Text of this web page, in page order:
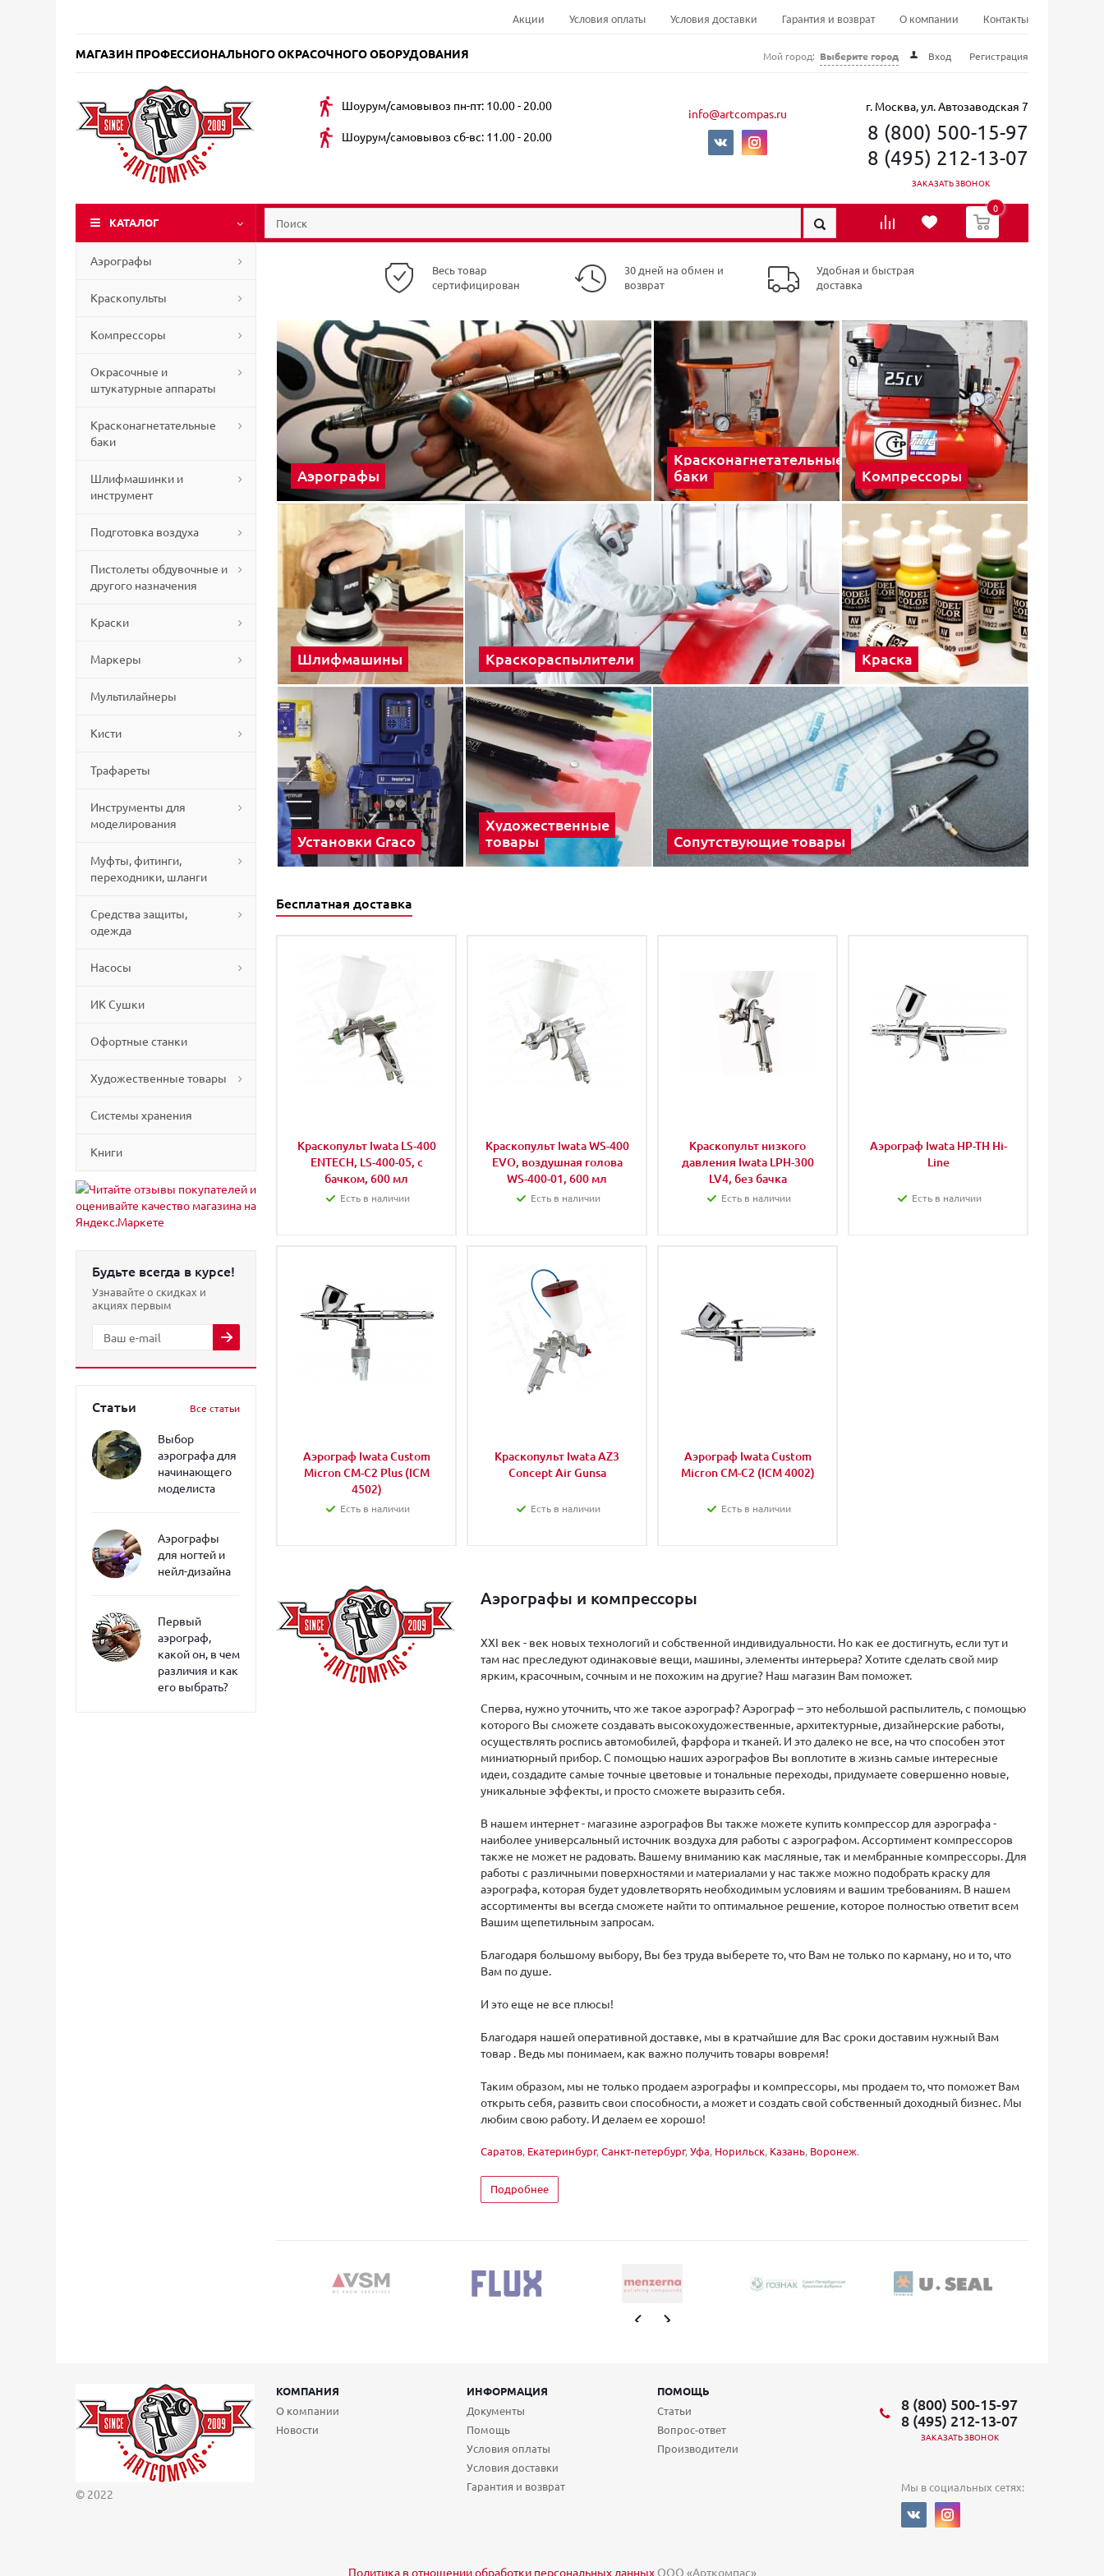
Акции Условия оплаты Условия доставки Гарантия и возврат О компании Контакты
МАГАЗИН ПРОФЕССИОНАЛЬНОГО ОКРАСОЧНОГО ОБОРУДОВАНИЯ Мой город: Выберите город Вход Регистрация
Шоурум/самовывоз пн-пт: 10.00 - 20.00
Шоурум/самовывоз сб-вс: 11.00 - 20.00
info@artcompas.ru г. Москва, ул. Автозаводская 7
8 (800) 500-15-97
8 (495) 212-13-07
ЗАКАЗАТЬ ЗВОНОК
КАТАЛОГ
0
Аэрографы
Краскопульты
Компрессоры
Окрасочные и
штукатурные аппараты
Красконагнетательные
баки
Шлифмашинки и
инструмент
Подготовка воздуха
Пистолеты обдувочные и
другого назначения
Краски
Маркеры
Мультилайнеры
Кисти
Трафареты
Инструменты для
моделирования
Муфты, фитинги,
переходники, шланги
Средства защиты,
одежда
Насосы
ИК Сушки
Офортные станки
Художественные товары
Системы хранения
Книги
Будьте всегда в курсе!
Узнавайте о скидках и
акциях первым
Статьи Все статьи
Выбор
аэрографа для
начинающего
моделиста
Аэрографы
для ногтей и
нейл-дизайна
Первый
аэрограф,
какой он, в чем
различия и как
его выбрать?
Весь товар
сертифицирован
30 дней на обмен и
возврат
Удобная и быстрая
доставка
Аэрографы
Красконагнетательные
баки
Компрессоры
Шлифмашины Краскораспылители Краска
Установки Graco
Художественные
товары
Сопутствующие товары
Бесплатная доставка
Краскопульт Iwata LS-400
ENTECH, LS-400-05, с
бачком, 600 мл
Есть в наличии
Краскопульт Iwata WS-400
EVO, воздушная голова
WS-400-01, 600 мл
Есть в наличии
Краскопульт низкого
давления Iwata LPH-300
LV4, без бачка
Есть в наличии
Аэрограф Iwata HP-TH Hi-
Line
Есть в наличии
Аэрограф Iwata Custom
Micron CM-C2 Plus (ICM
4502)
Есть в наличии
Краскопульт Iwata AZ3
Concept Air Gunsa
Есть в наличии
Аэрограф Iwata Custom
Micron CM-C2 (ICM 4002)
Есть в наличии
Аэрографы и компрессоры
XXI век - век новых технологий и собственной индивидуальности. Но как ее достигнуть, если тут и
там нас преследуют одинаковые вещи, машины, элементы интерьера? Хотите сделать свой мир
ярким, красочным, сочным и не похожим на другие? Наш магазин Вам поможет.
Сперва, нужно уточнить, что же такое аэрограф? Аэрограф – это небольшой распылитель, с помощью
которого Вы сможете создавать высокохудожественные, архитектурные, дизайнерские работы,
осуществлять роспись автомобилей, фарфора и тканей. И это далеко не все, на что способен этот
миниатюрный прибор. С помощью наших аэрографов Вы воплотите в жизнь самые интересные
идеи, создадите самые точные цветовые и тональные переходы, придумаете совершенно новые,
уникальные эффекты, и просто сможете выразить себя.
В нашем интернет - магазине аэрографов Вы также можете купить компрессор для аэрографа -
наиболее универсальный источник воздуха для работы с аэрографом. Ассортимент компрессоров
также не может не радовать. Вашему вниманию как масляные, так и мембранные компрессоры. Для
работы с различными поверхностями и материалами у нас также можно подобрать краску для
аэрографа, которая будет удовлетворять необходимым условиям и вашим требованиям. В нашем
ассортименты вы всегда сможете найти то оптимальное решение, которое полностью ответит всем
Вашим щепетильным запросам.
Благодаря большому выбору, Вы без труда выберете то, что Вам не только по карману, но и то, что
Вам по душе.
И это еще не все плюсы!
Благодаря нашей оперативной доставке, мы в кратчайшие для Вас сроки доставим нужный Вам
товар . Ведь мы понимаем, как важно получить товары вовремя!
Таким образом, мы не только продаем аэрографы и компрессоры, мы продаем то, что поможет Вам
открыть себя, развить свои способности, а может и создать свой собственный доходный бизнес. Мы
любим свою работу. И делаем ее хорошо!
Саратов, Екатеринбург,Санкт-петербург,Уфа, Норильск, Казань, Воронеж.
Подробнее
© 2022
КОМПАНИЯ ИНФОРМАЦИЯ
ПОМОЩЬ
О компании
Новости
Документы
Помощь
Условия оплаты
Условия доставки
Гарантия и возврат
Статьи
Вопрос-ответ
Производители
8 (800) 500-15-97
8 (495) 212-13-07
ЗАКАЗАТЬ ЗВОНОК
Мы в социальных сетях:
Политика в отношении обработки персональных данныхООО «Арткомпас»